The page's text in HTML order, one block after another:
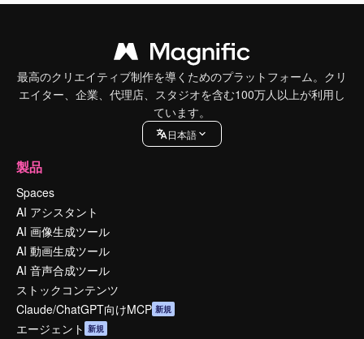
最高のクリエイティブ制作を導くためのプラットフォーム。クリ
エイター、企業、代理店、スタジオを含む100万人以上が利用し
ています。
日本語
製品
Spaces
AI アシスタント
AI 画像生成ツール
AI 動画生成ツール
AI 音声合成ツール
ストックコンテンツ
Claude/ChatGPT向けMCP 新規
エージェント 新規